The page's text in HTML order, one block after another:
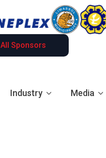
All Sponsors
Industry Media